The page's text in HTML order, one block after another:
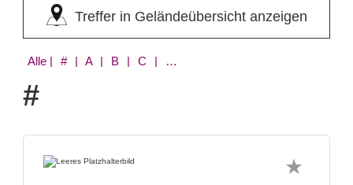
Treffer in Geländeübersicht anzeigen
Alle | # | A | B | C | D | E | F | G | H | I | J | K | L | M | N | O | P | Q | R | S | T | U | V | W | X | Y | Z
#